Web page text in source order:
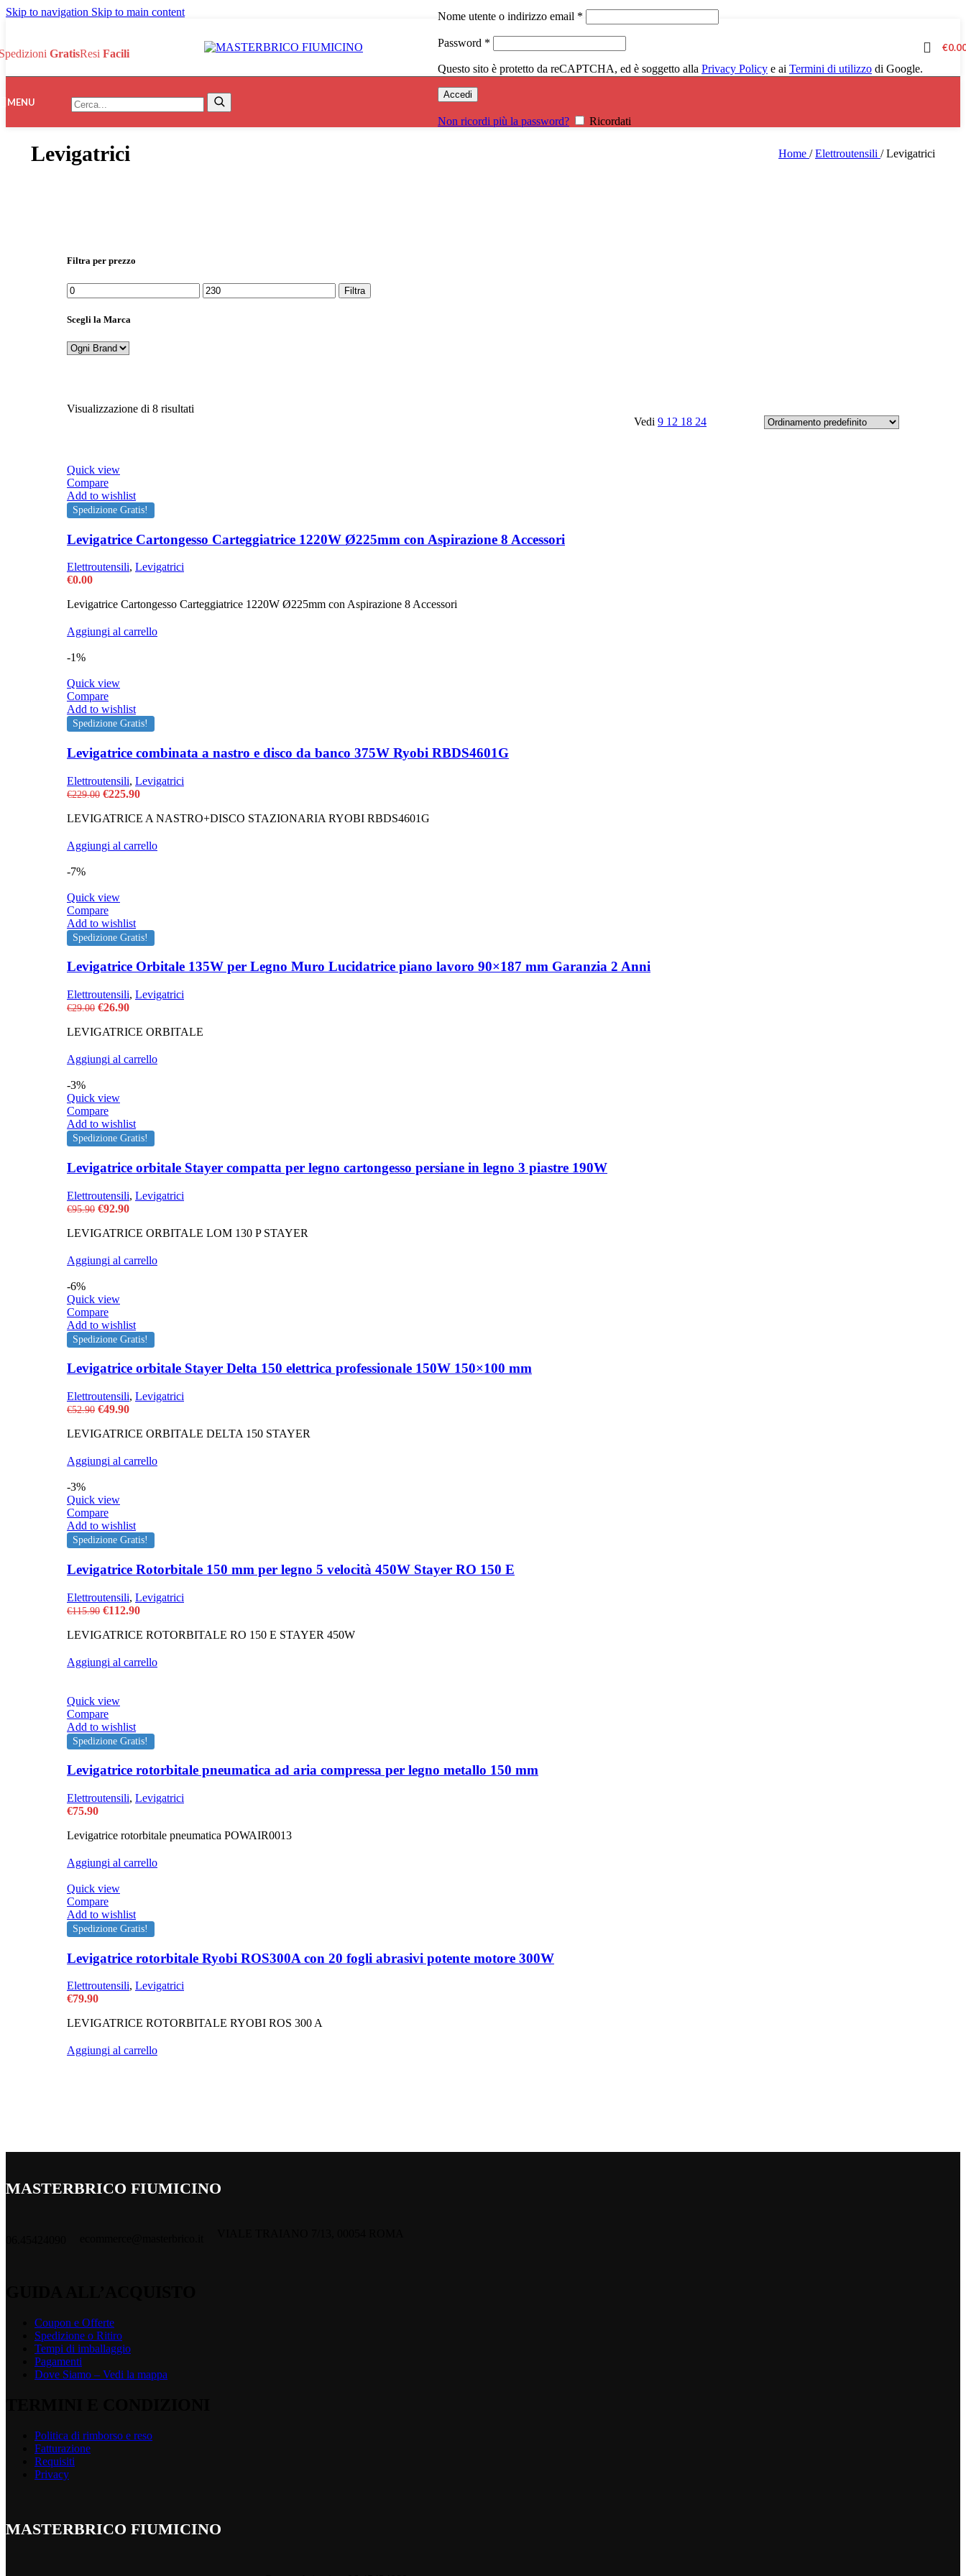
Skip to navigation Skip to main content
GratisResi Facili
Nome utente o indirizzo email *
Password *
Questo sito è protetto da reCAPTCHA, ed è soggetto alla Privacy Policy e ai Termini di utilizzo di Google.
Accedi
Non ricordi più la password? Ricordati
€
MENU Search:
Search
Levigatrici Home / Elettroutensili / Levigatrici
Filtra per prezzo
Prezzo
Min
Prezzo
Max
Filtra
Scegli la Marca
Visualizzazione di 8 risultati
Vedi 9 12 18 24
Quick view
Compare
Add to wishlist
Spedizione Gratis!
Levigatrice Cartongesso Carteggiatrice 1220W Ø225mm con Aspirazione 8 Accessori
Elettroutensili, Levigatrici
€0.00
Levigatrice Cartongesso Carteggiatrice 1220W Ø225mm con Aspirazione 8 Accessori
Aggiungi al carrello
-1%
Quick view
Compare
Add to wishlist
Spedizione Gratis!
Levigatrice combinata a nastro e disco da banco 375W Ryobi RBDS4601G
Elettroutensili, Levigatrici
€229.00 Il
originale
€229.00.
€225.90Il
attuale
€225.90.
LEVIGATRICE A NASTRO+DISCO STAZIONARIA RYOBI RBDS4601G
Aggiungi al carrello
-7%
Quick view
Compare
Add to wishlist
Spedizione Gratis!
Levigatrice Orbitale 135W per Legno Muro Lucidatrice piano lavoro 90×187 mm Garanzia 2 Anni
Elettroutensili, Levigatrici
€29.00 Il
originale
€29.00.
€26.90Il
attuale
€26.90.
LEVIGATRICE ORBITALE
Aggiungi al carrello
-3%
Quick view
Compare
Add to wishlist
Spedizione Gratis!
Levigatrice orbitale Stayer compatta per legno cartongesso persiane in legno 3 piastre 190W
Elettroutensili, Levigatrici
€95.90 Il
originale
€95.90.
€92.90Il
attuale
€92.90.
LEVIGATRICE ORBITALE LOM 130 P STAYER
Aggiungi al carrello
-6%
Quick view
Compare
Add to wishlist
Spedizione Gratis!
Levigatrice orbitale Stayer Delta 150 elettrica professionale 150W 150×100 mm
Elettroutensili, Levigatrici
€52.90 Il
originale
€52.90.
€49.90Il
attuale
€49.90.
LEVIGATRICE ORBITALE DELTA 150 STAYER
Aggiungi al carrello
-3%
Quick view
Compare
Add to wishlist
Spedizione Gratis!
Levigatrice Rotorbitale 150 mm per legno 5 velocità 450W Stayer RO 150 E
Elettroutensili, Levigatrici
€115.90 Il
originale
€115.90.
€112.90Il
attuale
€112.90.
LEVIGATRICE ROTORBITALE RO 150 E STAYER 450W
Aggiungi al carrello
Quick view
Compare
Add to wishlist
Spedizione Gratis!
Levigatrice rotorbitale pneumatica ad aria compressa per legno metallo 150 mm
Elettroutensili, Levigatrici
€75.90
Levigatrice rotorbitale pneumatica POWAIR0013
Aggiungi al carrello
Quick view
Compare
Add to wishlist
Spedizione Gratis!
Levigatrice rotorbitale Ryobi ROS300A con 20 fogli abrasivi potente motore 300W
Elettroutensili, Levigatrici
€79.90
LEVIGATRICE ROTORBITALE RYOBI ROS 300 A
Aggiungi al carrello
MASTERBRICO FIUMICINO
Coupon e Offerte
Spedizione o Ritiro
Tempi di imballaggio
Pagamenti
Dove Siamo – Vedi la mappa
Politica di rimborso e reso
Fatturazione
Requisiti
Privacy
MASTERBRICO FIUMICINO